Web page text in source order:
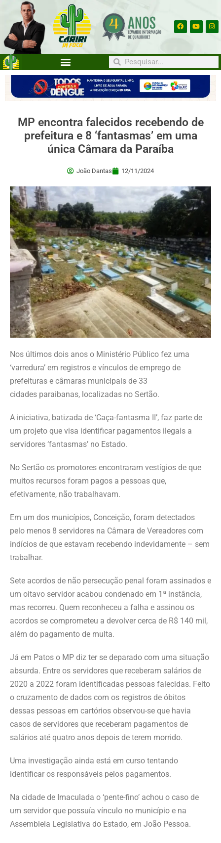
MP encontra falecidos recebendo de
prefeitura e 8 ‘fantasmas’ em uma
única Câmara da Paraíba
João Dantas 12/11/2024
Nos últimos dois anos o Ministério Público fez uma
‘varredura’ em registros e vínculos de emprego de
prefeituras e câmaras municipais de 33
cidades paraibanas, localizadas no Sertão.
A iniciativa, batizada de ‘Caça-fantasma II’, faz parte de
um projeto que visa identificar pagamentos ilegais a
servidores ‘fantasmas’ no Estado.
No Sertão os promotores encontraram vestígios de que
muitos recursos foram pagos a pessoas que,
efetivamente, não trabalhavam.
Em um dos municípios, Conceição, foram detectados
pelo menos 8 servidores na Câmara de Vereadores com
indícios de que estavam recebendo indevidamente – sem
trabalhar.
Sete acordos de não persecução penal foram assinados e
um oitavo servidor acabou condenado em 1ª instância,
mas recorreu. Quem reconheceu a falha e assinou os
acordos se comprometeu a devolver cerca de R$ 140 mil,
além do pagamento de multa.
Já em Patos o MP diz ter se deparado com uma situação
absurda. Entre os servidores que receberam salários de
2020 a 2022 foram identificadas pessoas falecidas. Feito
o cruzamento de dados com os registros de óbitos
dessas pessoas em cartórios observou-se que havia
casos de servidores que receberam pagamentos de
salários até quatro anos depois de terem morrido.
Uma investigação ainda está em curso tentando
identificar os responsáveis pelos pagamentos.
Na cidade de Imaculada o ‘pente-fino’ achou o caso de
um servidor que possuía vínculo no município e na
Assembleia Legislativa do Estado, em João Pessoa.